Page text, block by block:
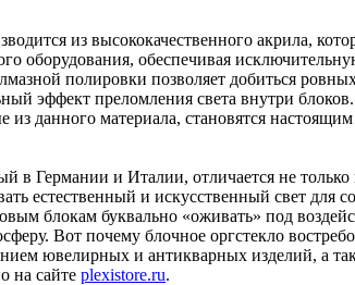
из высококачественного акрила,
оборудования, обеспечивая
полировки позволяет добиться
эффект преломления света внутри
из данного материала, становятся
в Германии и Италии, отличается не
естественный и искусственный свет для
блокам буквально «оживать» под
Вот почему блочное оргстекло
ювелирных и антикварных изделий, а
на сайте plexistore.ru.